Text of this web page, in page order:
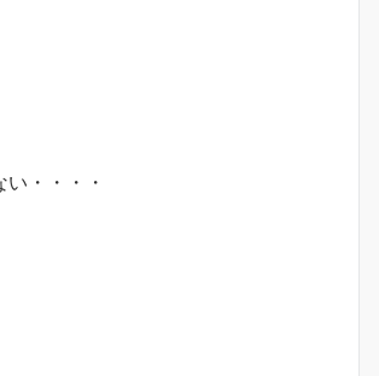
・・・・